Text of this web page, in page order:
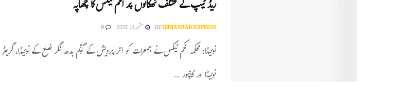
ریڈ ٹیپ کے مختلف ٹھکانوں پر انکم ٹیکس کا چھاپہ
BYHINDUSTAN EXPRESS ستمبر 13, 2025 0
نوئیڈا: محکمہ انکم ٹیکس نے جمعرات کو اتر پردیش کے گوتم بدھ نگر ضلع کے نوئیڈا، گریٹر
نوئیڈا اور کانپور ...